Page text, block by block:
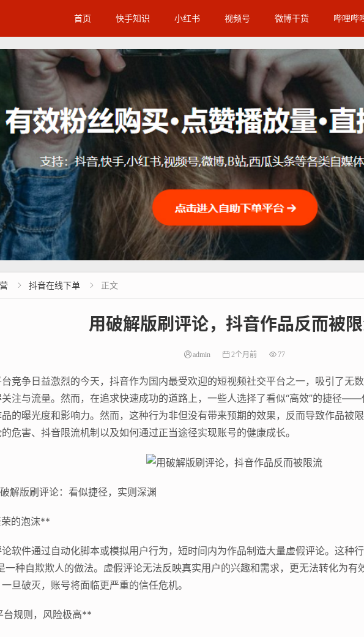
首页 快手知识 小红书 视频号 微博干货 哔哩哔
 抖音在线下单  正文
用破解版刷评论，抖音作品反而被
admin 2个月前 77
竞争日益激烈的今天，抖音作为国内最受欢迎的短视频社交平台之一，吸引了无
注与流量。然而，在追求快速成功的道路上，一些人选择了看似“高效”的捷径
的曝光度和影响力。然而，这种行为非但没有带来预期的效果，反而导致作品被
危害、抖音限流机制以及如何通过正当途径实现账号的健康成长。
解版刷评论：看似捷径，实则深渊
的泡沫**
软件通过自动化脚本或模拟用户行为，短时间内为作品制造大量虚假评论。这种
一种自欺欺人的做法。虚假评论无法反映真实用户的兴趣和需求，更无法转化为
旦破灭，账号将面临更严重的信任危机。
规则，风险极高**